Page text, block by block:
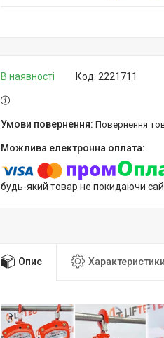
В наявності Код: 2221711
повернення
будь-який товар не покидаючи
Опис Характеристики